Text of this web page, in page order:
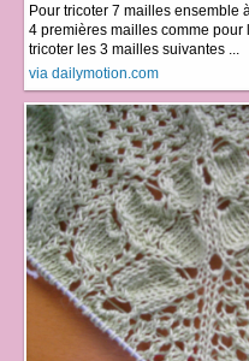
Pour tricoter 7 mailles ensemble
4 premières mailles comme pour
tricoter les 3 mailles suivantes ...
via dailymotion.com